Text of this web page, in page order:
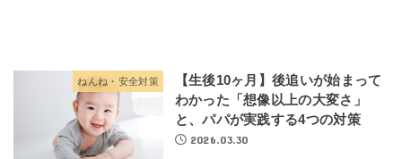
ねんね・安全対策
【生後10ヶ月】後追いが始まって
わかった「想像以上の大変さ」
と、パパが実践する4つの対策
2026.03.30